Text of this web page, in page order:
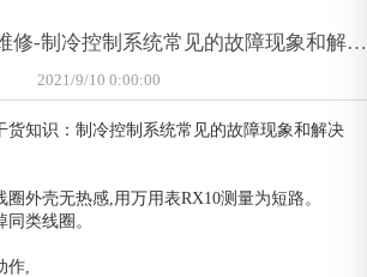
修-制冷控制系统常见的故障现象和解决
的办法
2021/9/10 0:00:00
货知识：制冷控制系统常见的故障现象和解决
外壳无热感,用万用表RX10测量为短路。
类线圈。
作,